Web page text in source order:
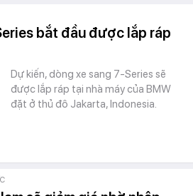
bắt đầu được lắp ráp
Dự kiến, dòng xe sang 7-Series sẽ
được lắp ráp tại nhà máy của BMW
đặt ở thủ đô Jakarta, Indonesia.